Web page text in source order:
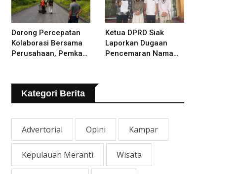
Dorong Percepatan
Kolaborasi Bersama
Perusahaan, Pemkab
Yang Rusak
Ketua DPRD Siak
Laporkan Dugaan
Pencemaran Nama
Kategori Berita
Advertorial Opini Kampar
Kepulauan Meranti Wisata